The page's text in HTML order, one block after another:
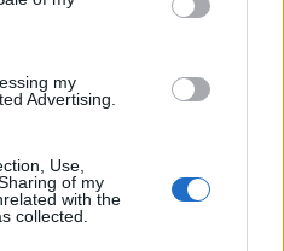
my
Advertising.
Use,
of my
with the
collected.
m Monts du
Vivarais
m
Monts du
Cantal
m Corse